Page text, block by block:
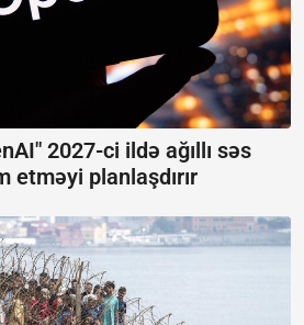
2027-ci ildə ağıllı səs
etməyi planlaşdırır